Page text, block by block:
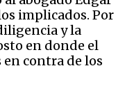
implicados. Por
y la
en donde el
contra de los